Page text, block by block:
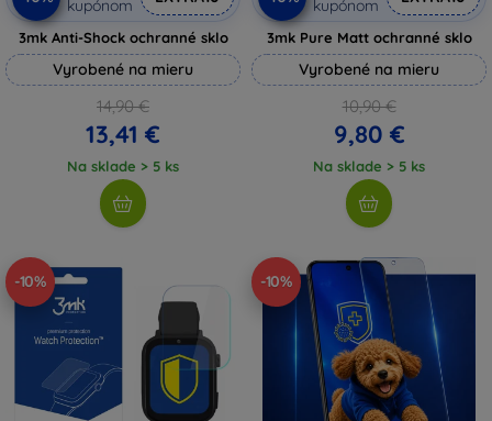
kupónom
3mk Anti-Shock ochranné sklo
Vyrobené na mieru
14,90 €
13,41 €
Na sklade > 5 ks
kupónom
3mk Pure Matt ochranné sklo
Vyrobené na mieru
10,90 €
9,80 €
Na sklade > 5 ks
-10% -10%